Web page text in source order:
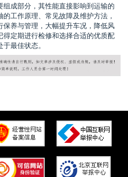
成部分，其性能直接影响到运输的
工作原理、常见故障及维护方法，
养与管理，大幅提升车况，降低风
定期进行检修和选择合适的优质配
最佳状态。